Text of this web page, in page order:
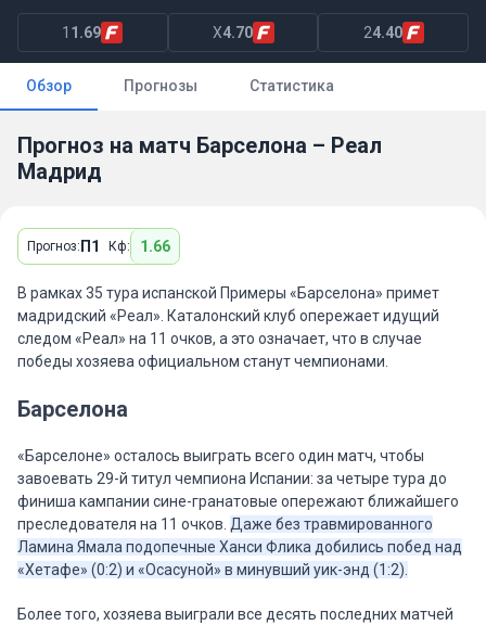
1 1.69 X4.70 24.40
Обзор Прогнозы Статистика
Прогноз на матч Барселона – Реал
Мадрид
Прогноз: П1 Кф: 1.66
В рамках 35 тура испанской Примеры «Барселона» примет
мадридский «Реал». Каталонский клуб опережает идущий
следом «Реал» на 11 очков, а это означает, что в случае
победы хозяева официальном станут чемпионами.
Барселона
«Барселоне» осталось выиграть всего один матч, чтобы
завоевать 29-й титул чемпиона Испании: за четыре тура до
финиша кампании сине-гранатовые опережают ближайшего
преследователя на 11 очков. Даже без травмированного
Ламина Ямала подопечные Ханси Флика добились побед над
«Хетафе» (0:2) и «Осасуной» в минувший уик-энд (1:2).
Более того, хозяева выиграли все десять последних матчей